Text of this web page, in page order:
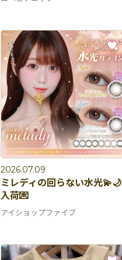
2026.07.09
ミレディの回らない水光💫🌙
入荷💌
アイショップファイブ